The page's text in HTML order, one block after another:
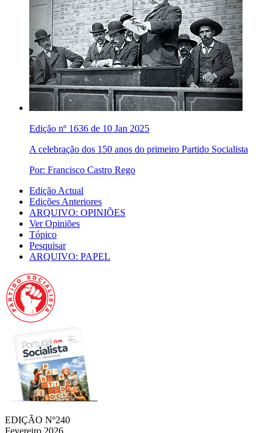
Edição nº 1636 de 10 Jan 2025
A celebração dos 150 anos do primeiro Partido Socialista
Por: Francisco Castro Rego
Edição Actual
Edições Anteriores
ARQUIVO: OPINIÕES
Ver Opiniões
Tópico
Pesquisar
ARQUIVO: PAPEL
EDIÇÃO Nº240
Fevereiro 2026